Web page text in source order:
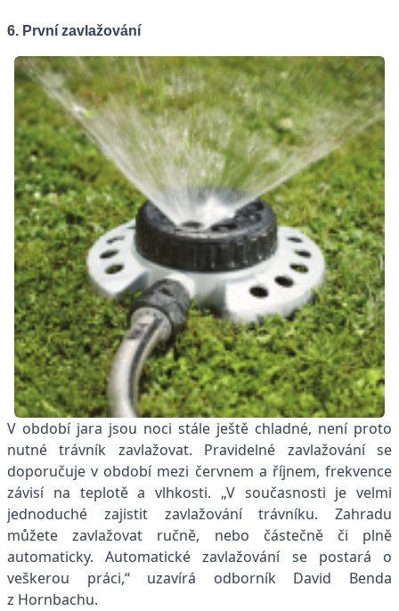
6. První zavlažování
V období jara jsou noci stále ještě chladné, není proto
nutné trávník zavlažovat. Pravidelné zavlažování se
doporučuje v období mezi červnem a říjnem, frekvence
závisí na teplotě a vlhkosti. „V současnosti je velmi
jednoduché zajistit zavlažování trávníku. Zahradu
můžete zavlažovat ručně, nebo částečně či plně
automaticky. Automatické zavlažování se postará o
veškerou práci,“ uzavírá odborník David Benda
z Hornbachu.